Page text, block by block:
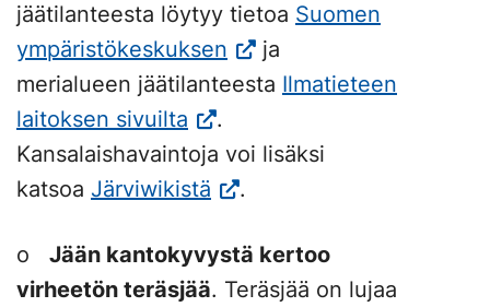
jäätilanteesta löytyy tietoa Suomen
ympäristökeskuksen (Vieraile
ulkoisella
Linkki
avautuu
välilehteen.)
ja
merialueen jäätilanteesta Ilmatieteen
laitoksen sivuilta (Vieraile
ulkoisella
sivustolla.
avautuu
uuteen
.
Kansalaishavaintoja voi lisäksi
katsoa Järviwikistä (Vieraile
sivustolla.
Linkki
.
o Jään kantokyvystä kertoo
virheetön teräsjää. Teräsjää on lujaa